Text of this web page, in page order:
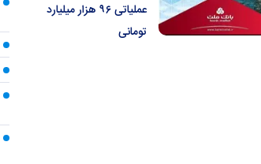
عملیاتی ۹۶ هزار میلیارد
تومانی